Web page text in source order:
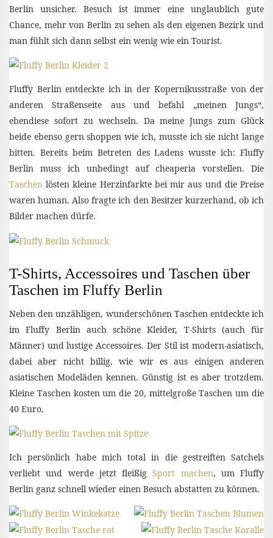
Berlin unsicher. Besuch ist immer eine unglaublich gute
Chance, mehr von Berlin zu sehen als den eigenen Bezirk und
man fühlt sich dann selbst ein wenig wie ein Tourist.
Fluffy Berlin entdeckte ich in der Kopernikusstraße von der
anderen Straßenseite aus und befahl „meinen Jungs“,
ebendiese sofort zu wechseln. Da meine Jungs zum Glück
beide ebenso gern shoppen wie ich, musste ich sie nicht lange
bitten. Bereits beim Betreten des Ladens wusste ich: Fluffy
Berlin muss ich unbedingt auf cheaperia vorstellen. Die
Taschen lösten kleine Herzinfarkte bei mir aus und die Preise
waren human. Also fragte ich den Besitzer kurzerhand, ob ich
Bilder machen dürfe.
T-Shirts, Accessoires und Taschen über
Taschen im Fluffy Berlin
Neben den unzähligen, wunderschönen Taschen entdeckte ich
im Fluffy Berlin auch schöne Kleider, T-Shirts (auch für
Männer) und lustige Accessoires. Der Stil ist modern-asiatisch,
dabei aber nicht billig, wie wir es aus einigen anderen
asiatischen Modeläden kennen. Günstig ist es aber trotzdem.
Kleine Taschen kosten um die 20, mittelgroße Taschen um die
40 Euro.
Ich persönlich habe mich total in die gestreiften Satchels
verliebt und werde jetzt fleißigSport machen, um Fluffy
Berlin ganz schnell wieder einen Besuch abstatten zu können.